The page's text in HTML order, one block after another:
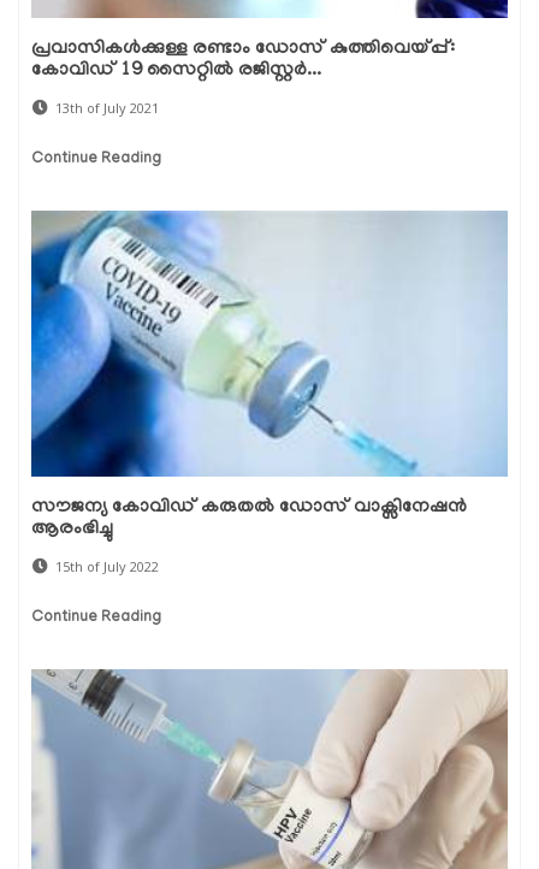
പ്രവാസികള്‍ക്കുള്ള രണ്ടാം ഡോസ് കുത്തിവെയ്പ്പ്:
കോവിഡ് 19 സൈറ്റില്‍ രജിസ്റ്റര്‍...
13th of July 2021
Continue Reading
സൗജന്യ കോവിഡ് കരുതൽ ഡോസ് വാക്സിനേഷൻ
ആരംഭിച്ചു
15th of July 2022
Continue Reading